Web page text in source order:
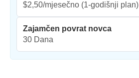
$2,50/mjesečno (1-godišnji plan)
Zajamčen povrat novca
30 Dana